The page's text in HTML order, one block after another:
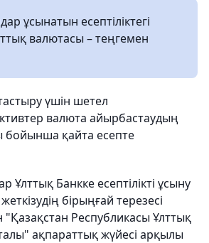
ұсынатын есептіліктегі
валютасы – теңгемен
үшін шетел
валюта айырбастаудың
қайта есепте
Ұлттық Банкке есептілікті ұсыну
бірыңғай терезесі
Республикасы Ұлттық
ақпараттық жүйесі арқылы